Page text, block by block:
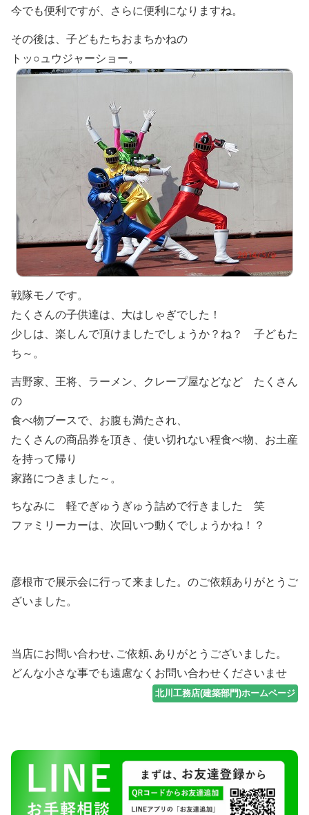
今でも便利ですが、さらに便利になりますね。
その後は、子どもたちおまちかねの
トッ○ュウジャーショー。
戦隊モノです。
たくさんの子供達は、大はしゃぎでした！
少しは、楽しんで頂けましたでしょうか？ね？ 子どもた
ち～。
吉野家、王将、ラーメン、クレープ屋などなど たくさん
の
食べ物ブースで、お腹も満たされ、
たくさんの商品券を頂き、使い切れない程食べ物、お土産
を持って帰り
家路につきました～。
ちなみに 軽でぎゅうぎゅう詰めで行きました 笑
ファミリーカーは、次回いつ動くでしょうかね！？
彦根市で展示会に行って来ました。のご依頼ありがとうご
ざいました。
当店にお問い合わせ､ご依頼､ありがとうございました。
どんな小さな事でも遠慮なくお問い合わせくださいませ
北川工務店(建築部門)ホームページ